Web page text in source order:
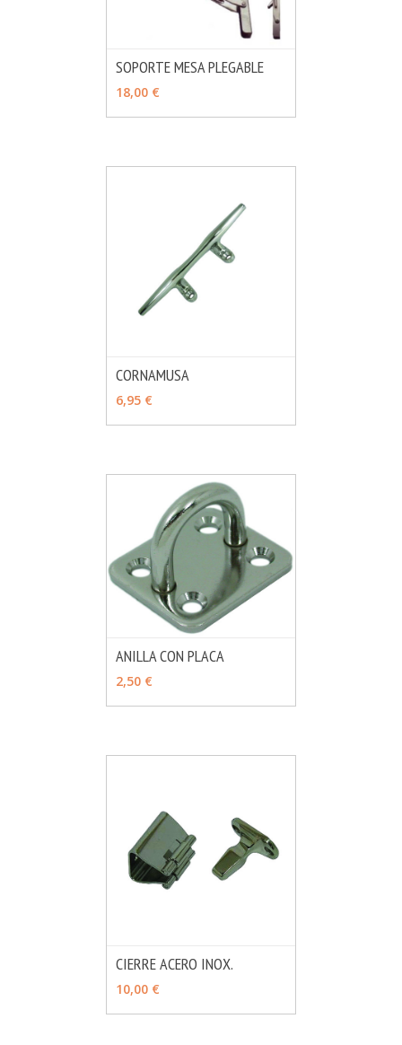
SOPORTE MESA PLEGABLE
18,00 €
CORNAMUSA
6,95 €
ANILLA CON PLACA
2,50 €
CIERRE ACERO INOX.
10,00 €